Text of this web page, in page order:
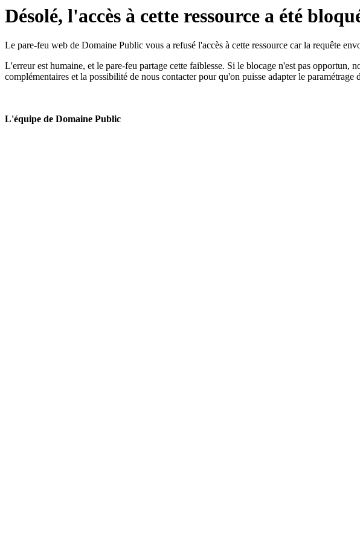
Désolé, l'accès à cette ressource a été
Le pare-feu web de Domaine Public vous a refusé l'accès à cette ressource car la requête
L'erreur est humaine, et le pare-feu partage cette faiblesse. Si le blocage n'est pas opportun,
complémentaires et la possibilité de nous contacter pour qu'on puisse adapter le paramétrage
L'équipe de Domaine Public